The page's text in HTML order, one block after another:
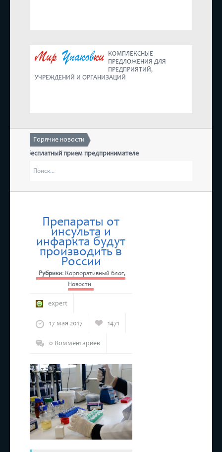
КОМПЛЕКСНЫЕ
ПРЕДЛОЖЕНИЯ ДЛЯ
ПРЕДПРИЯТИЙ,
УЧРЕЖДЕНИЙ И ОРГАНИЗАЦИЙ
Горячие новости
бесплатный прием предпринимателей
“Дни Ассамблеи женщин-руководителей в Татарстане”
4 марта
бесплатный прием предпринимателей
Препараты от
инсульта и
инфаркта будут
производить в
России
Рубрики: Корпоративный блог,
Новости
expert
17 мая 2017 1471
0 Комментариев